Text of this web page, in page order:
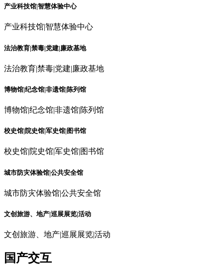
产业科技馆|智慧体验中心
产业科技馆|智慧体验中心
法治教育|禁毒|党建|廉政基地
法治教育|禁毒|党建|廉政基地
博物馆|纪念馆|非遗馆|陈列馆
博物馆|纪念馆|非遗馆|陈列馆
校史馆|院史馆|军史馆|图书馆
校史馆|院史馆|军史馆|图书馆
城市防灾体验馆|公共安全馆
城市防灾体验馆|公共安全馆
文创旅游、地产|巡展展览|活动
文创旅游、地产|巡展展览|活动
国产交互